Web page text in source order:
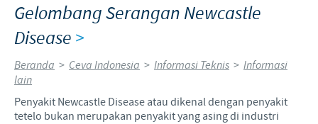
Gelombang Serangan Newcastle
Disease >
Beranda > Ceva Indonesia > Informasi Teknis > Informasi
lain
Penyakit Newcastle Disease atau dikenal dengan penyakit
tetelo bukan merupakan penyakit yang asing di industri